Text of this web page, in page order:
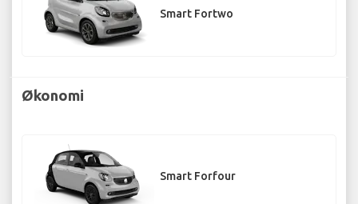
Smart Fortwo
Økonomi
Smart Forfour